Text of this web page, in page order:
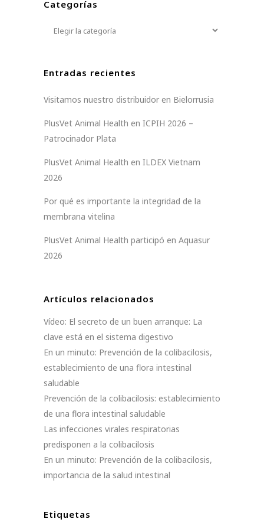
Categorías
Categorías
Entradas recientes
Visitamos nuestro distribuidor en Bielorrusia
PlusVet Animal Health en ICPIH 2026 –
Patrocinador Plata
PlusVet Animal Health en ILDEX Vietnam
2026
Por qué es importante la integridad de la
membrana vitelina
PlusVet Animal Health participó en Aquasur
2026
Artículos relacionados
Vídeo: El secreto de un buen arranque: La
clave está en el sistema digestivo
En un minuto: Prevención de la colibacilosis,
establecimiento de una flora intestinal
saludable
Prevención de la colibacilosis: establecimiento
de una flora intestinal saludable
Las infecciones virales respiratorias
predisponen a la colibacilosis
En un minuto: Prevención de la colibacilosis,
importancia de la salud intestinal
Etiquetas